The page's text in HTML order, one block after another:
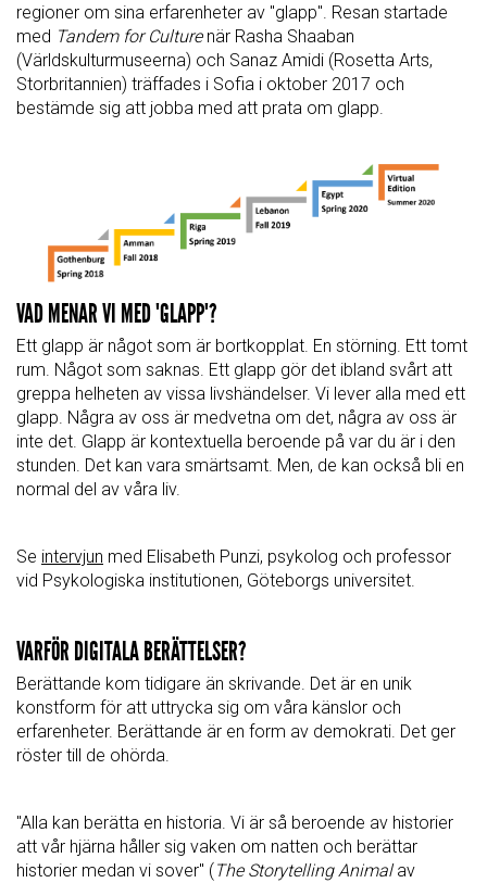
regioner om sina erfarenheter av "glapp". Resan startade
med Tandem for Culturenär Rasha Shaaban
(Världskulturmuseerna) och Sanaz Amidi (Rosetta Arts,
Storbritannien) träffades i Sofia i oktober 2017 och
bestämde sig att jobba med att prata om glapp.
VAD MENAR VI MED "GLAPP"?
Ett glapp är något som är bortkopplat. En störning. Ett tomt
rum. Något som saknas. Ett glapp gör det ibland svårt att
greppa helheten av vissa livshändelser. Vi lever alla med ett
glapp. Några av oss är medvetna om det, några av oss är
inte det. Glapp är kontextuella beroende på var du är i den
stunden. Det kan vara smärtsamt. Men, de kan också bli en
normal del av våra liv.
Se intervjun med Elisabeth Punzi, psykolog och professor
vid Psykologiska institutionen, Göteborgs universitet.
VARFÖR DIGITALA BERÄTTELSER?
Berättande kom tidigare än skrivande. Det är en unik
konstform för att uttrycka sig om våra känslor och
erfarenheter. Berättande är en form av demokrati. Det ger
röster till de ohörda.
"Alla kan berätta en historia. Vi är så beroende av historier
att vår hjärna håller sig vaken om natten och berättar
historier medan vi sover" ( The Storytelling Animalav